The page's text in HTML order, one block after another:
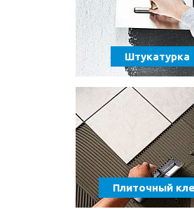
Штукатурка
Плиточный